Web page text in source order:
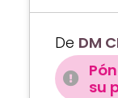
De DM
su